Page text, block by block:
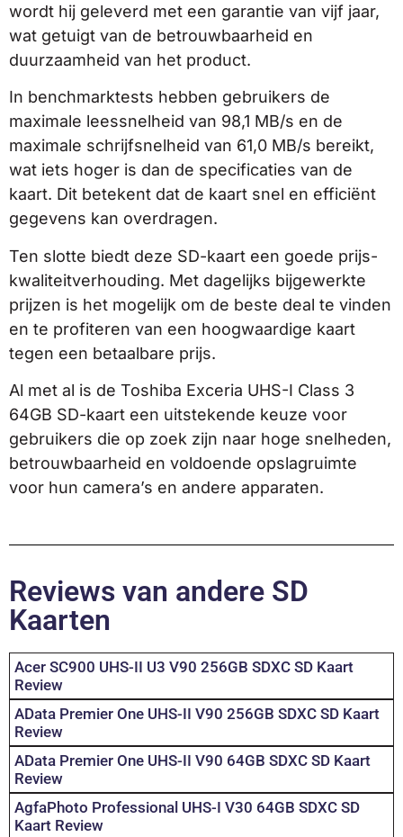
wordt hij geleverd met een garantie van vijf jaar,
wat getuigt van de betrouwbaarheid en
duurzaamheid van het product.
In benchmarktests hebben gebruikers de
maximale leessnelheid van 98,1 MB/s en de
maximale schrijfsnelheid van 61,0 MB/s bereikt,
wat iets hoger is dan de specificaties van de
kaart. Dit betekent dat de kaart snel en efficiënt
gegevens kan overdragen.
Ten slotte biedt deze SD-kaart een goede prijs-
kwaliteitverhouding. Met dagelijks bijgewerkte
prijzen is het mogelijk om de beste deal te vinden
en te profiteren van een hoogwaardige kaart
tegen een betaalbare prijs.
Al met al is de Toshiba Exceria UHS-I Class 3
64GB SD-kaart een uitstekende keuze voor
gebruikers die op zoek zijn naar hoge snelheden,
betrouwbaarheid en voldoende opslagruimte
voor hun camera’s en andere apparaten.
Reviews van andere SD
Kaarten
Acer SC900 UHS-II U3 V90 256GB SDXC SD Kaart
Review
AData Premier One UHS-II V90 256GB SDXC SD Kaart
Review
AData Premier One UHS-II V90 64GB SDXC SD Kaart
Review
AgfaPhoto Professional UHS-I V30 64GB SDXC SD
Kaart Review